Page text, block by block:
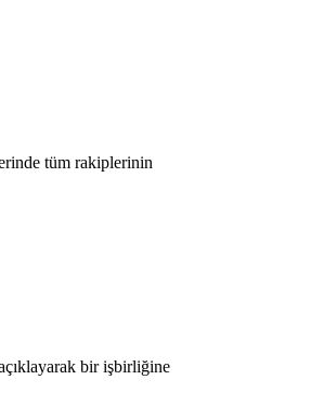
tüm rakiplerinin
bir işbirliğine